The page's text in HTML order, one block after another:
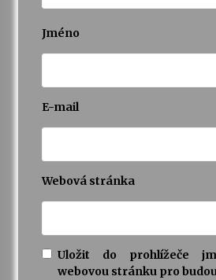
Jméno
E-mail
Webová stránka
Uložit do prohlížeče
webovou stránku pro